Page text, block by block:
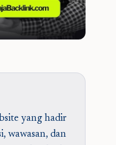
yang hadir
wawasan, dan